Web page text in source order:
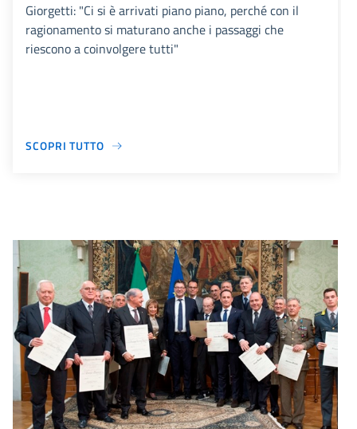
Giorgetti: "Ci si è arrivati piano piano, perché con il
ragionamento si maturano anche i passaggi che
riescono a coinvolgere tutti"
SCOPRI TUTTO